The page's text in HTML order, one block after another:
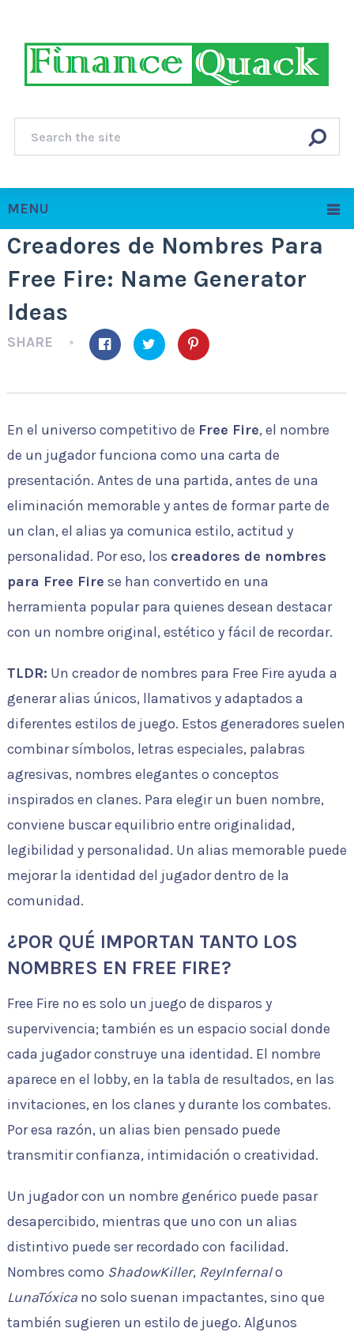
MENU
Creadores de Nombres Para
Free Fire: Name Generator
Ideas
SHARE
En el universo competitivo de Free Fire, el nombre
de un jugador funciona como una carta de
presentación. Antes de una partida, antes de una
eliminación memorable y antes de formar parte de
un clan, el alias ya comunica estilo, actitud y
personalidad. Por eso, los creadores de nombres
para Free Fire se han convertido en una
herramienta popular para quienes desean destacar
con un nombre original, estético y fácil de recordar.
TLDR: Un creador de nombres para Free Fire ayuda a
generar alias únicos, llamativos y adaptados a
diferentes estilos de juego. Estos generadores suelen
combinar símbolos, letras especiales, palabras
agresivas, nombres elegantes o conceptos
inspirados en clanes. Para elegir un buen nombre,
conviene buscar equilibrio entre originalidad,
legibilidad y personalidad. Un alias memorable puede
mejorar la identidad del jugador dentro de la
comunidad.
¿POR QUÉ IMPORTAN TANTO LOS
NOMBRES EN FREE FIRE?
Free Fire no es solo un juego de disparos y
supervivencia; también es un espacio social donde
cada jugador construye una identidad. El nombre
aparece en el lobby, en la tabla de resultados, en las
invitaciones, en los clanes y durante los combates.
Por esa razón, un alias bien pensado puede
transmitir confianza, intimidación o creatividad.
Un jugador con un nombre genérico puede pasar
desapercibido, mientras que uno con un alias
distintivo puede ser recordado con facilidad.
Nombres como ShadowKiller, ReyInfernalo
LunaTóxicano solo suenan impactantes, sino que
también sugieren un estilo de juego. Algunos